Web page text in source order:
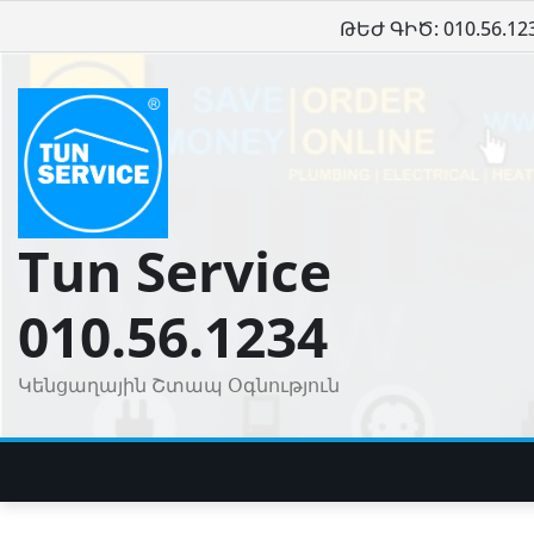
to
ԹԵԺ ԳԻԾ:
Tun Service
010.56.1234
Կենցաղային Շտապ Օգնություն